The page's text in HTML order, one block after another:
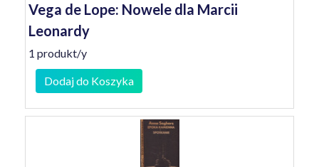
Vega de Lope: Nowele dla Marcii
Leonardy
1 produkt/y
Dodaj do Koszyka